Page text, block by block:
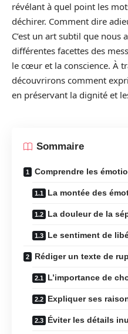
révélant à quel point les
déchirer. Comment dire
C’est un art subtil que nous
différentes facettes des
le cœur et la conscience. À
découvrirons comment
en préservant la dignité et
Sommaire
Comprendre les
La montée des
La douleur de la
Le sentiment de
Rédiger un texte de
L’importance de
Expliquer ses
Éviter les détails